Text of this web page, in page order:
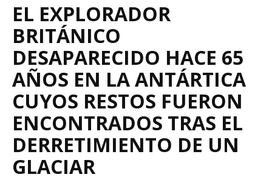
EL EXPLORADOR
BRITÁNICO
DESAPARECIDO HACE 65
AÑOS EN LA ANTÁRTICA
CUYOS RESTOS FUERON
ENCONTRADOS TRAS EL
DERRETIMIENTO DE UN
GLACIAR